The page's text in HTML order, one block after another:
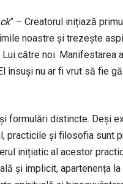
” – Creatorul inițiază
noastre și trezește
către noi. Manifestarea
însuși nu ar fi vrut să fie
formulări distincte. Deși
practicile și filosofia sunt
inițiatic al acestor
și implicit, apartenența